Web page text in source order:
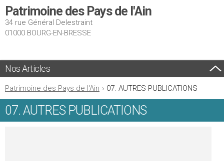
Patrimoine des Pays de l'Ain
34 rue Général Delestraint
01000 BOURG-EN-BRESSE
Nos Articles
Patrimoine des Pays de l'Ain › 07. AUTRES PUBLICATIONS
07. AUTRES PUBLICATIONS